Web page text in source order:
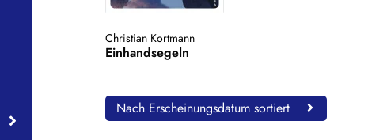
Christian Kortmann
Einhandsegeln
Nach Erscheinungsdatum sortiert